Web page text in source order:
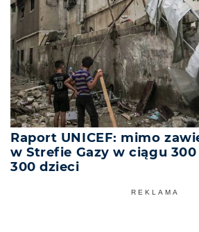
Raport UNICEF: mimo
w Strefie Gazy w ciągu 300
300 dzieci
REKLAMA